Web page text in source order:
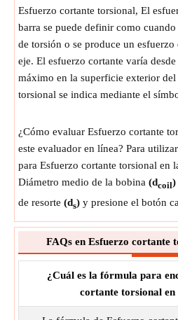
Esfuerzo cortante torsional, El
barra se puede definir como
de torsión o se produce un
eje. El esfuerzo cortante varía
máximo en la superficie exterior del
torsional se indica mediante el
¿Cómo evaluar Esfuerzo cortante
este evaluador en línea? Para
para Esfuerzo cortante torsional en
Diámetro medio de la bobina (dcoil)
de resorte (ds) y presione el botón
FAQs en Esfuerzo cortante
¿Cuál es la fórmula para
cortante torsional